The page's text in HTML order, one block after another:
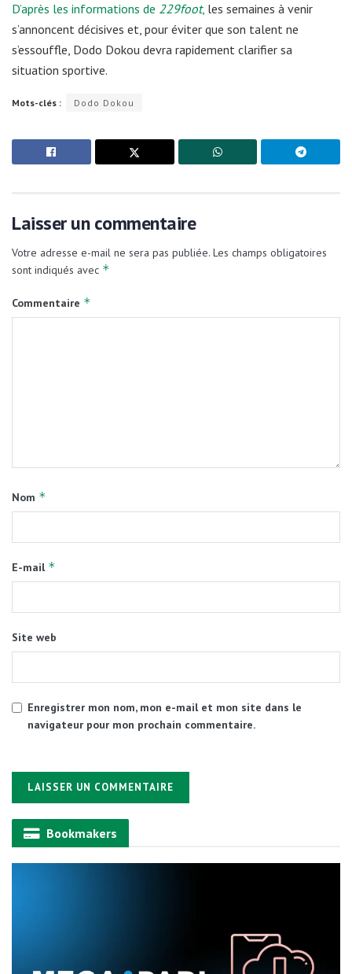
D’après les informations de 229foot, les semaines à venir
s’annoncent décisives et, pour éviter que son talent ne
s’essouffle, Dodo Dokou devra rapidement clarifier sa
situation sportive.
Mots-clés : Dodo Dokou
Laisser un commentaire
Votre adresse e-mail ne sera pas publiée. Les champs obligatoires
sont indiqués avec *
Commentaire *
Nom *
E-mail *
Site web
Enregistrer mon nom, mon e-mail et mon site dans le
navigateur pour mon prochain commentaire.
Alternative:Bookmakers